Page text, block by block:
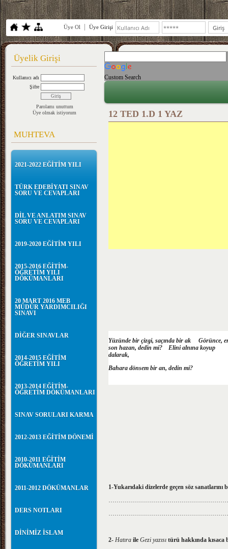
Üye Ol Üye Girişi
Üyelik Girişi
Kullanıcı adı
Şifre
Parolamı unuttum
Üye olmak istiyorum
MUHTEVA
2021-2022 EĞİTİM YILI
TÜRK EDEBİYATI SINAV
SORU VE CEVAPLARI
DİL VE ANLATIM SINAV
SORU VE CEVAPLARI
2019-2020 EĞİTİM YILI
2015-2016 EĞİTİM-
ÖĞRETİM YILI
DÖKÜMANLARI
20 MART 2016 MEB
MÜDÜR YARDIMCILIĞI
SINAVI
DİĞER SINAVLAR
2014-2015 EĞİTİM
ÖĞRETİM YILI
2013-2014 EĞİTİM-
ÖĞRETİM DÖKÜMANLARI
SINAV SORULARI KARMA
2012-2013 EĞİTİM DÖNEMİ
2010-2011 EĞİTİM
DÖKÜMANLARI
2011-2012 DÖKÜMANLAR
DERS NOTLARI
DİNİMİZ İSLAM
Custom Search
12 TED 1.D 1 YAZ
Yüzünde bir çizgi, saçında bir ak Görünce,
son hazan, dedin mi? Elini alnına koyup
dalarak,
Bahara dönsem bir an, dedin mi?
1-Yukarıdaki dizelerde geçen söz sanatlarını
2- Hatıra ile Gezi yazısı türü hakkında kısaca